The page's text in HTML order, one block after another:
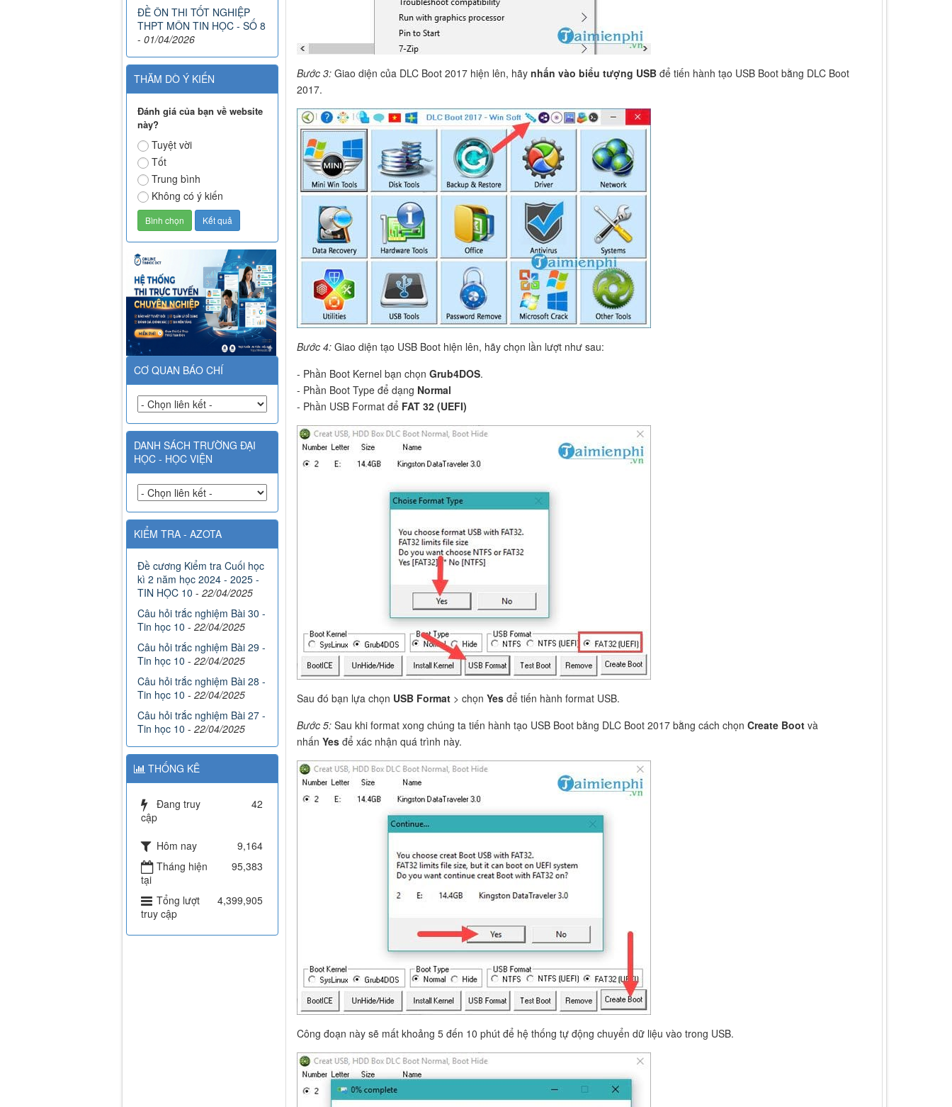
Bước 3: Giao diện của DLC Boot 2017 hiện lên, hãy nhấn vào biểu tượng USB để tiến hành tạo USB Boot bằng DLC Boot
2017.
Bước 4: Giao diện tạo USB Boot hiện lên, hãy chọn lần lượt như sau:
- Phần Boot Kernel bạn chọn Grub4DOS.
- Phần Boot Type để dạng Normal
- Phần USB Format để FAT 32 (UEFI)
Sau đó bạn lựa chọn USB Format > chọn Yes để tiến hành format USB.
Bước 5: Sau khi format xong chúng ta tiến hành tạo USB Boot bằng DLC Boot 2017 bằng cách chọn Create Boot và
nhấn Yes để xác nhận quá trình này.
Công đoạn này sẽ mất khoảng 5 đến 10 phút để hệ thống tự động chuyển dữ liệu vào trong USB.
ĐỀ ÔN THI TỐT NGHIỆP
THPT MÔN TIN HỌC - SỐ 8
- 01/04/2026
THĂM DÒ Ý KIẾN
Đánh giá của bạn về website
này?
Tuyệt vời
Tốt
Trung bình
Không có ý kiến
CƠ QUAN BÁO CHÍ
DANH SÁCH TRƯỜNG ĐẠI
HỌC - HỌC VIỆN
KIỂM TRA - AZOTA
Đề cương Kiểm tra Cuối học
kì 2 năm học 2024 - 2025 -
TIN HỌC 10 - 22/04/2025
Câu hỏi trắc nghiệm Bài 30 -
Tin học 10 - 22/04/2025
Câu hỏi trắc nghiệm Bài 29 -
Tin học 10 - 22/04/2025
Câu hỏi trắc nghiệm Bài 28 -
Tin học 10 - 22/04/2025
Câu hỏi trắc nghiệm Bài 27 -
Tin học 10 - 22/04/2025
THỐNG KÊ
Đang truy
cập
42
Hôm nay
9,164
Tháng hiện
tại
95,383
Tổng lượt
truy cập
4,399,905